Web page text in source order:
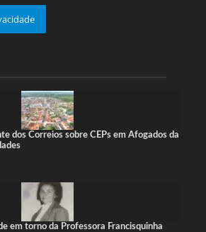
dos Correios sobre CEPs em Afogados da
em torno da Professora Francisquinha